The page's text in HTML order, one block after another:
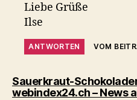
Liebe Grüße
Ilse
ANTWORTEN VOM
Sauerkraut-
webindex24.ch – News